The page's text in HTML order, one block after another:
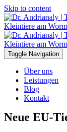
Skip to content
Toggle Navigation
Über uns
Leistungen
Blog
Kontakt
Neue EU-